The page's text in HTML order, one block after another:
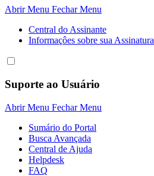
Abrir Menu Fechar Menu
Central do Assinante
Informaçôes sobre sua Assinatura
Suporte ao Usuário
Abrir Menu Fechar Menu
Sumário do Portal
Busca Avançada
Central de Ajuda
Helpdesk
FAQ